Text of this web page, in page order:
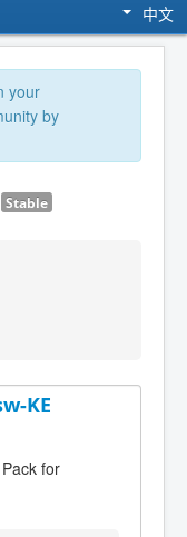
中文
your
by
Stable
KE
for